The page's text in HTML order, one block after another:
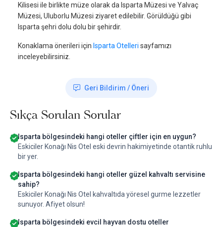
Kilisesi ile birlikte müze olarak da Isparta Müzesi ve Yalvaç
Müzesi, Uluborlu Müzesi ziyaret edilebilir. Görüldüğü gibi
Isparta şehri dolu dolu bir şehirdir.
Konaklama önerileri için Isparta Otelleri sayfamızı
inceleyebilirsiniz.
Geri Bildirim / Öneri
Sıkça Sorulan Sorular
Isparta bölgesindeki hangi oteller çiftler için en uygun?
Eskiciler Konağı Nis Otel eski devrin hakimiyetinde otantik ruhlu
bir yer.
Isparta bölgesindeki hangi oteller güzel kahvaltı servisine
sahip?
Eskiciler Konağı Nis Otel kahvaltıda yöresel gurme lezzetler
sunuyor. Afiyet olsun!
Isparta bölgesindeki evcil hayvan dostu oteller